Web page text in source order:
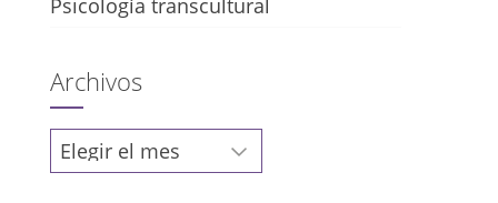
Psicología transcultural
Archivos
Archivos